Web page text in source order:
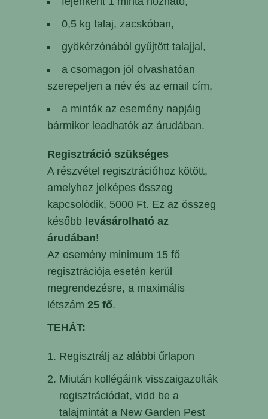
0,5 kg talaj, zacskóban,
gyökérzónából gyűjtött talajjal,
a csomagon jól olvashatóan
szerepeljen a név és az email cím,
a minták az esemény napjáig
bármikor leadhatók az árudában.
Regisztráció szükséges
A részvétel regisztrációhoz kötött,
amelyhez jelképes összeg
kapcsolódik, 5000 Ft. Ez az összeg
később levásárolható az
árudában!
Az esemény minimum 15 fő
regisztrációja esetén kerül
megrendezésre, a maximális
létszám 25 fő.
TEHÁT:
Regisztrálj az alábbi űrlapon
Miután kollégáink visszaigazolták
regisztrációdat, vidd be a
talajmintát a New Garden Pest